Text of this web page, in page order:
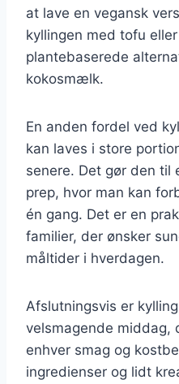
at lave en vegansk
kyllingen med tofu
plantebaserede
kokosmælk.
En anden fordel ved
kan laves i store
senere. Det gør den til
prep, hvor man kan
én gang. Det er en
familier, der ønsker
måltider i hverdagen.
Afslutningsvis er
velsmagende middag,
enhver smag og
ingredienser og lidt